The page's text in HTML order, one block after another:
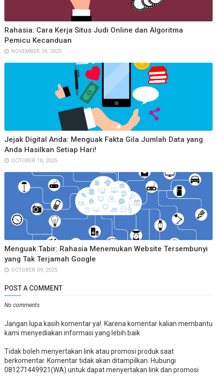
Rahasia: Cara Kerja Situs Judi Online dan Algoritma
Pemicu Kecanduan
NOVEMBER 24, 2025
Jejak Digital Anda: Menguak Fakta Gila Jumlah Data yang
Anda Hasilkan Setiap Hari!
OCTOBER 10, 2025
Menguak Tabir: Rahasia Menemukan Website Tersembunyi
yang Tak Terjamah Google
OCTOBER 09, 2025
POST A COMMENT
No comments
Jangan lupa kasih komentar ya!. Karena komentar kalian membantu
kami menyediakan informasi yang lebih baik
Tidak boleh menyertakan link atau promosi produk saat
berkomentar. Komentar tidak akan ditampilkan. Hubungi
081271449921(WA) untuk dapat menyertakan link dan promosi